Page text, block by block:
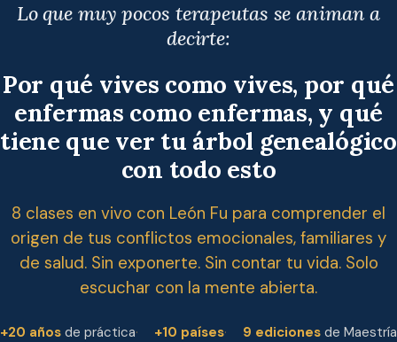
Lo que muy pocos terapeutas se animan a
decirte:
Por qué vives como vives, por qué
enfermas como enfermas, y qué
tiene que ver tu árbol genealógico
con todo esto
8 clases en vivo con León Fu para comprender el
origen de tus conflictos emocionales, familiares y
de salud. Sin exponerte. Sin contar tu vida. Solo
escuchar con la mente abierta.
+20 años de práctica +10 países 9 ediciones de Maestría